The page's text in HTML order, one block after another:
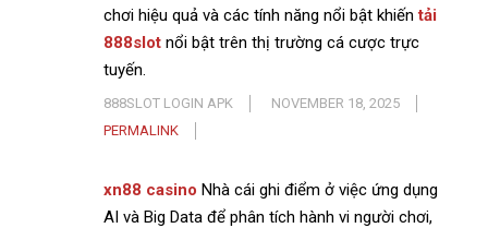
chơi hiệu quả và các tính năng nổi bật khiếntải
888slot nổi bật trên thị trường cá cược trực
tuyến.
888SLOT LOGIN APK
NOVEMBER 18, 2025
PERMALINK
xn88 casino Nhà cái ghi điểm ở việc ứng dụng
AI và Big Data để phân tích hành vi người chơi,